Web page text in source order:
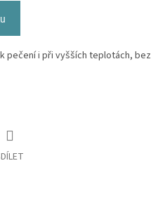
pečení i při vyšších teplotách, bez